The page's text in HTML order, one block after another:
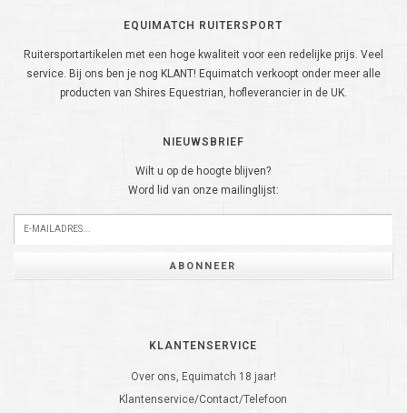
EQUIMATCH RUITERSPORT
Ruitersportartikelen met een hoge kwaliteit voor een redelijke prijs. Veel
service. Bij ons ben je nog KLANT! Equimatch verkoopt onder meer alle
producten van Shires Equestrian, hofleverancier in de UK.
NIEUWSBRIEF
Wilt u op de hoogte blijven?
Word lid van onze mailinglijst:
ABONNEER
KLANTENSERVICE
Over ons, Equimatch 18 jaar!
Klantenservice/Contact/Telefoon